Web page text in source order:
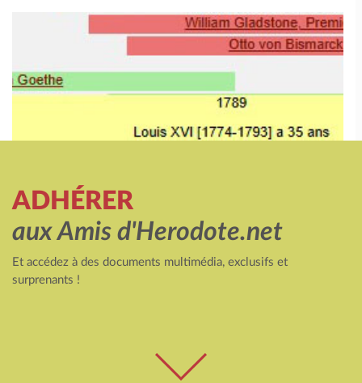
ADHÉRER
aux Amis d'Herodote.net
Et accédez à des documents multimédia, exclusifs et
surprenants !